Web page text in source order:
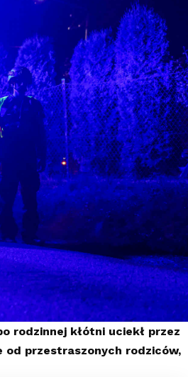
rodzinnej kłótni uciekł przez
od przestraszonych rodziców,